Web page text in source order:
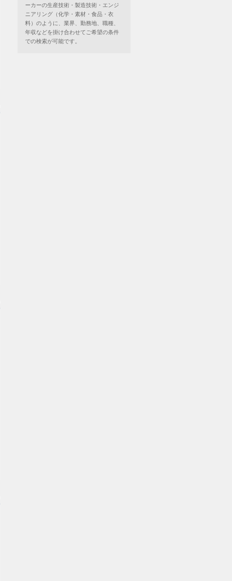
ーカーの生産技術・製造技術・エンジ
ニアリング（化学・素材・食品・衣
料）のように、業界、勤務地、職種、
年収などを掛け合わせてご希望の条件
での検索が可能です。